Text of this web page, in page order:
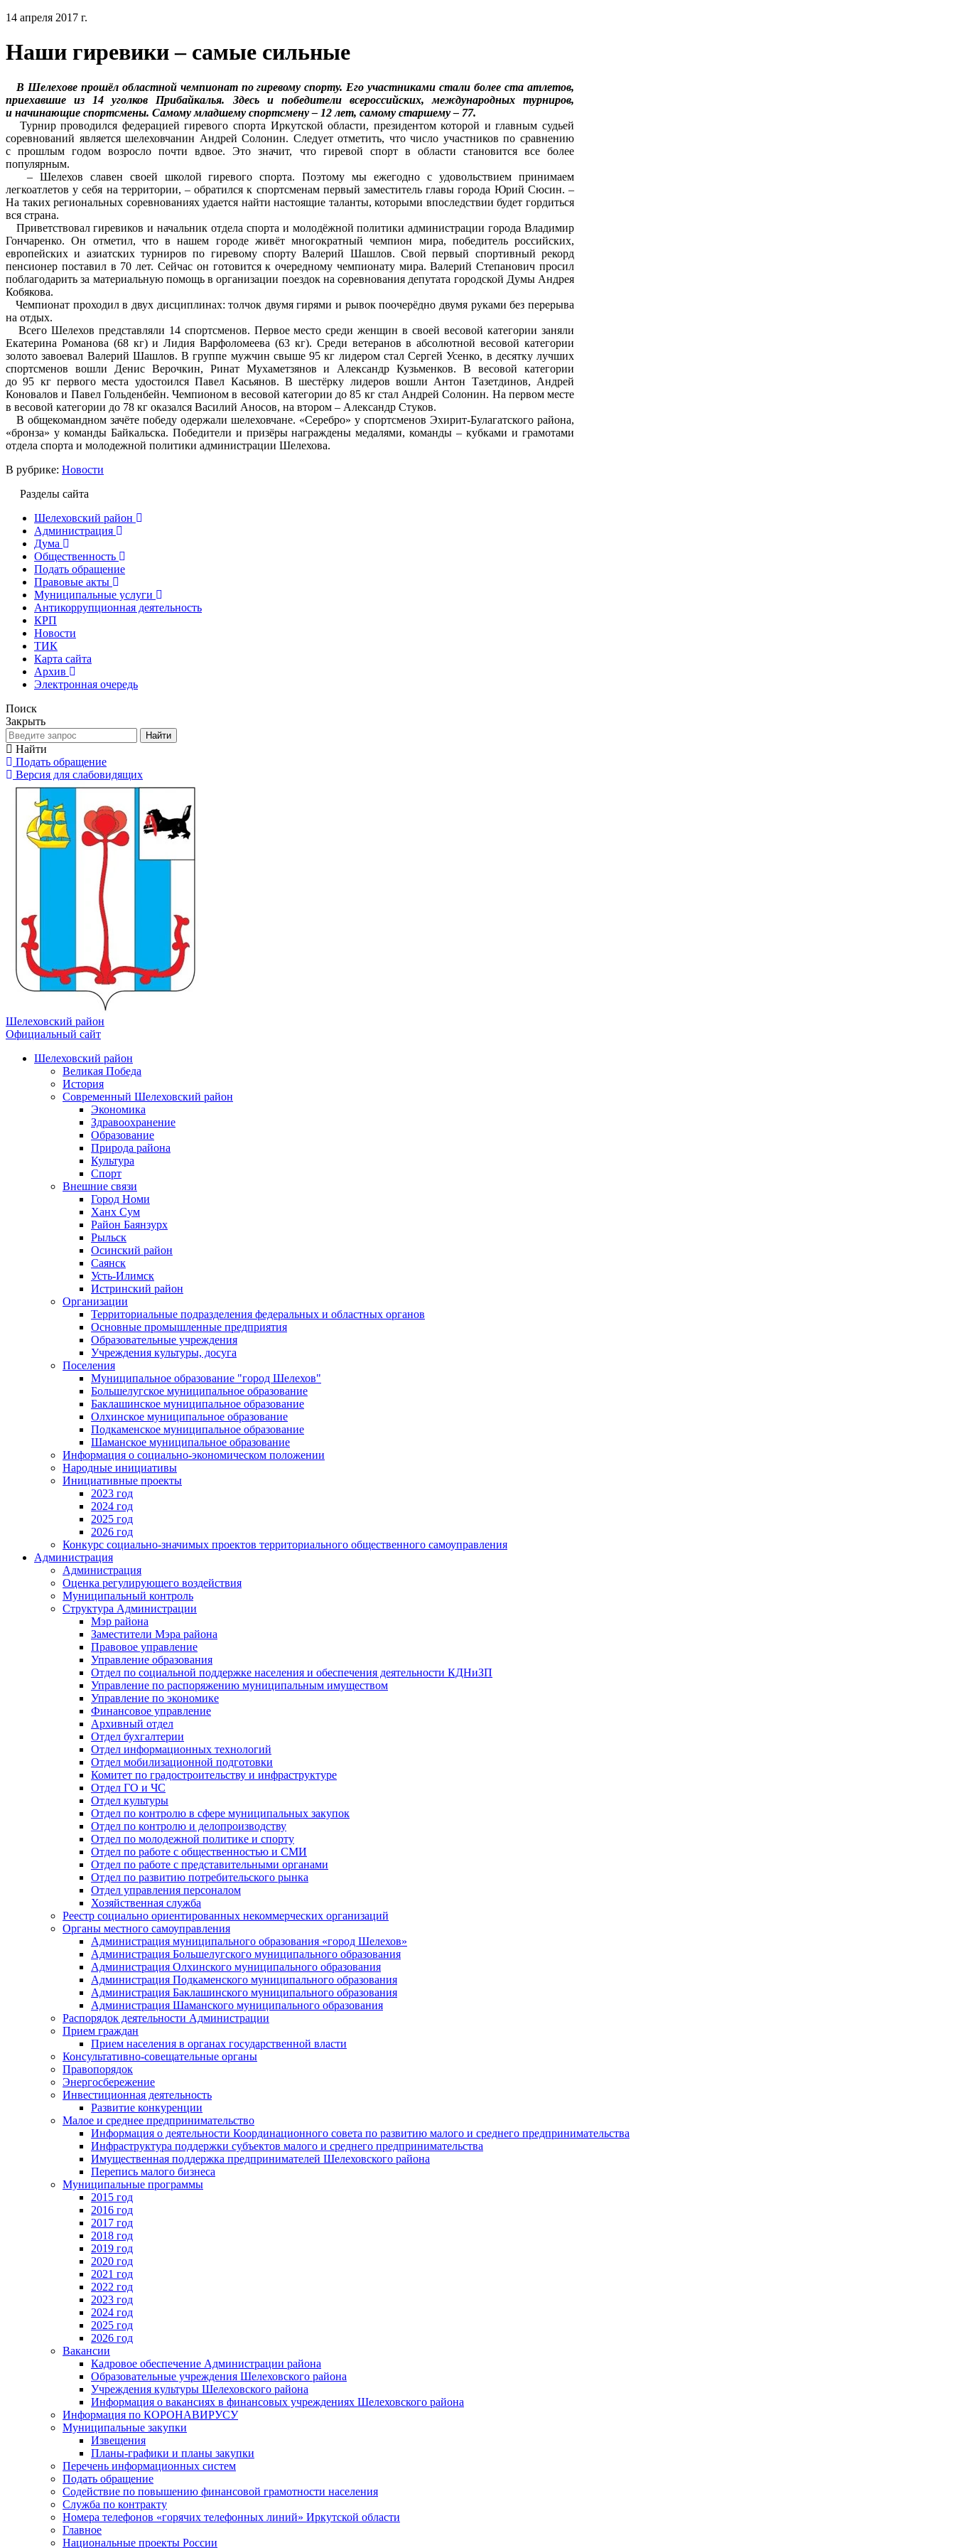
14 апреля 2017 г.
Наши гиревики – самые сильные
В Шелехове прошёл областной чемпионат по гиревому спорту. Его участниками стали более ста атлетов,
приехавшие из 14 уголков Прибайкалья. Здесь и победители всероссийских, международных турниров,
и начинающие спортсмены. Самому младшему спортсмену – 12 лет, самому старшему – 77.
Турнир проводился федерацией гиревого спорта Иркутской области, президентом которой и главным судьей
соревнований является шелеховчанин Андрей Солонин. Следует отметить, что число участников по сравнению
с прошлым годом возросло почти вдвое. Это значит, что гиревой спорт в области становится все более
популярным.
– Шелехов славен своей школой гиревого спорта. Поэтому мы ежегодно с удовольствием принимаем
легкоатлетов у себя на территории, – обратился к спортсменам первый заместитель главы города Юрий Сюсин. –
На таких региональных соревнованиях удается найти настоящие таланты, которыми впоследствии будет гордиться
вся страна.
Приветствовал гиревиков и начальник отдела спорта и молодёжной политики администрации города Владимир
Гончаренко. Он отметил, что в нашем городе живёт многократный чемпион мира, победитель российских,
европейских и азиатских турниров по гиревому спорту Валерий Шашлов. Свой первый спортивный рекорд
пенсионер поставил в 70 лет. Сейчас он готовится к очередному чемпионату мира. Валерий Степанович просил
поблагодарить за материальную помощь в организации поездок на соревнования депутата городской Думы Андрея
Кобякова.
Чемпионат проходил в двух дисциплинах: толчок двумя гирями и рывок поочерёдно двумя руками без перерыва
на отдых.
Всего Шелехов представляли 14 спортсменов. Первое место среди женщин в своей весовой категории заняли
Екатерина Романова (68 кг) и Лидия Варфоломеева (63 кг). Среди ветеранов в абсолютной весовой категории
золото завоевал Валерий Шашлов. В группе мужчин свыше 95 кг лидером стал Сергей Усенко, в десятку лучших
спортсменов вошли Денис Верочкин, Ринат Мухаметзянов и Александр Кузьменков. В весовой категории
до 95 кг первого места удостоился Павел Касьянов. В шестёрку лидеров вошли Антон Тазетдинов, Андрей
Коновалов и Павел Гольденбейн. Чемпионом в весовой категории до 85 кг стал Андрей Солонин. На первом месте
в весовой категории до 78 кг оказался Василий Аносов, на втором – Александр Стуков.
В общекомандном зачёте победу одержали шелеховчане. «Серебро» у спортсменов Эхирит-Булагатского района,
«бронза» у команды Байкальска. Победители и призёры награждены медалями, команды – кубками и грамотами
отдела спорта и молодежной политики администрации Шелехова.
В рубрике: Новости
Разделы сайта
Шелеховский район
Администрация
Дума
Общественность
Подать обращение
Правовые акты
Муниципальные услуги
Антикоррупционная деятельность
КРП
Новости
ТИК
Карта сайта
Архив
Электронная очередь
Поиск
Закрыть
Найти
Найти
Подать обращение
Версия для слабовидящих
Шелеховский район
Официальный сайт
Шелеховский район
Великая Победа
История
Современный Шелеховский район
Экономика
Здравоохранение
Образование
Природа района
Культура
Спорт
Внешние связи
Город Номи
Ханх Сум
Район Баянзурх
Рыльск
Осинский район
Саянск
Усть-Илимск
Истринский район
Организации
Территориальные подразделения федеральных и областных органов
Основные промышленные предприятия
Образовательные учреждения
Учреждения культуры, досуга
Поселения
Муниципальное образование "город Шелехов"
Большелугское муниципальное образование
Баклашинское муниципальное образование
Олхинское муниципальное образование
Подкаменское муниципальное образование
Шаманское муниципальное образование
Информация о социально-экономическом положении
Народные инициативы
Инициативные проекты
2023 год
2024 год
2025 год
2026 год
Конкурс социально-значимых проектов территориального общественного самоуправления
Администрация
Администрация
Оценка регулирующего воздействия
Муниципальный контроль
Структура Администрации
Мэр района
Заместители Мэра района
Правовое управление
Управление образования
Отдел по социальной поддержке населения и обеспечения деятельности КДНиЗП
Управление по распоряжению муниципальным имуществом
Управление по экономике
Финансовое управление
Архивный отдел
Отдел бухгалтерии
Отдел информационных технологий
Отдел мобилизационной подготовки
Комитет по градостроительству и инфраструктуре
Отдел ГО и ЧС
Отдел культуры
Отдел по контролю в сфере муниципальных закупок
Отдел по контролю и делопроизводству
Отдел по молодежной политике и спорту
Отдел по работе с общественностью и СМИ
Отдел по работе с представительными органами
Отдел по развитию потребительского рынка
Отдел управления персоналом
Хозяйственная служба
Реестр социально ориентированных некоммерческих организаций
Органы местного самоуправления
Администрация муниципального образования «город Шелехов»
Администрация Большелугского муниципального образования
Администрация Олхинского муниципального образования
Администрация Подкаменского муниципального образования
Администрация Баклашинского муниципального образования
Администрация Шаманского муниципального образования
Распорядок деятельности Администрации
Прием граждан
Прием населения в органах государственной власти
Консультативно-совещательные органы
Правопорядок
Энергосбережение
Инвестиционная деятельность
Развитие конкуренции
Малое и среднее предпринимательство
Информация о деятельности Координационного совета по развитию малого и среднего предпринимательства
Инфраструктура поддержки субъектов малого и среднего предпринимательства
Имущественная поддержка предпринимателей Шелеховского района
Перепись малого бизнеса
Муниципальные программы
2015 год
2016 год
2017 год
2018 год
2019 год
2020 год
2021 год
2022 год
2023 год
2024 год
2025 год
2026 год
Вакансии
Кадровое обеспечение Администрации района
Образовательные учреждения Шелеховского района
Учреждения культуры Шелеховского района
Информация о вакансиях в финансовых учреждениях Шелеховского района
Информация по КОРОНАВИРУСУ
Муниципальные закупки
Извещения
Планы-графики и планы закупки
Перечень информационных систем
Подать обращение
Содействие по повышению финансовой грамотности населения
Служба по контракту
Номера телефонов «горячих телефонных линий» Иркутской области
Главное
Национальные проекты России